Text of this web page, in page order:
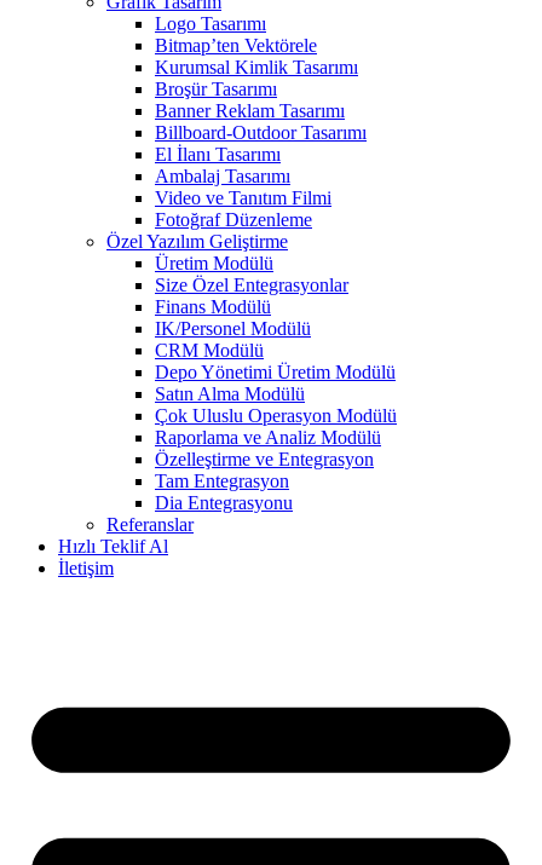
Logo Tasarımı
Bitmap’ten Vektörele
Kurumsal Kimlik Tasarımı
Broşür Tasarımı
Banner Reklam Tasarımı
Billboard-Outdoor Tasarımı
El İlanı Tasarımı
Ambalaj Tasarımı
Video ve Tanıtım Filmi
Fotoğraf Düzenleme
Özel Yazılım Geliştirme
Üretim Modülü
Size Özel Entegrasyonlar
Finans Modülü
IK/Personel Modülü
CRM Modülü
Depo Yönetimi Üretim Modülü
Satın Alma Modülü
Çok Uluslu Operasyon Modülü
Raporlama ve Analiz Modülü
Özelleştirme ve Entegrasyon
Tam Entegrasyon
Dia Entegrasyonu
Referanslar
Hızlı Teklif Al
İletişim